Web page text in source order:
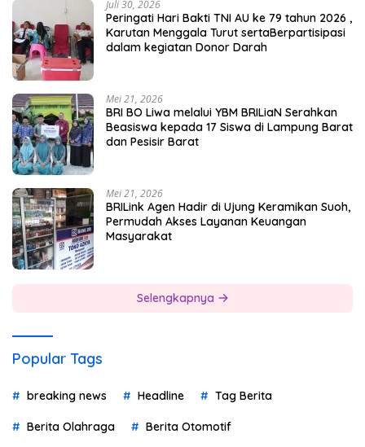
Juli 30, 2026
Peringati Hari Bakti TNI AU ke 79 tahun 2026 ,
Karutan Menggala Turut sertaBerpartisipasi
dalam kegiatan Donor Darah
Mei 21, 2026
BRI BO Liwa melalui YBM BRILiaN Serahkan
Beasiswa kepada 17 Siswa di Lampung Barat
dan Pesisir Barat
Mei 21, 2026
BRILink Agen Hadir di Ujung Keramikan Suoh,
Permudah Akses Layanan Keuangan
Masyarakat
Selengkapnya
Popular Tags
breaking news Headline Tag Berita
Berita Olahraga Berita Otomotif